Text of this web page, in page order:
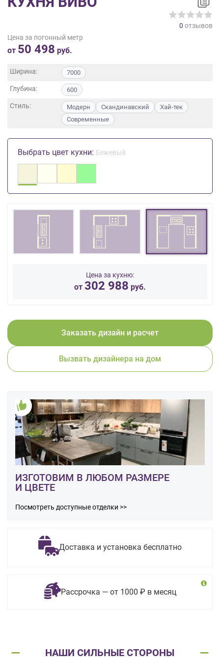
0 отзывов
Цена за погонный метр
от 50 498 руб.
Ширина: 7000
Глубина: 600
Стиль: Модерн Скандинавский
Хай-тек
Современные
Выбрать цвет кухни: Бежевый
Цена за кухню:
от 302 988 руб.
Заказать дизайн и расчет
Вызвать дизайнера на дом
ИЗГОТОВИМ В ЛЮБОМ РАЗМЕРЕ
И ЦВЕТЕ
Посмотреть доступные отделки >>
Доставка и установка бесплатно
Рассрочка — от 1000 ₽ в месяц
НАШИ СИЛЬНЫЕ СТОРОНЫ
данных ,
Согласие
обработку
данных
порядке
условиях
Политики
персональных